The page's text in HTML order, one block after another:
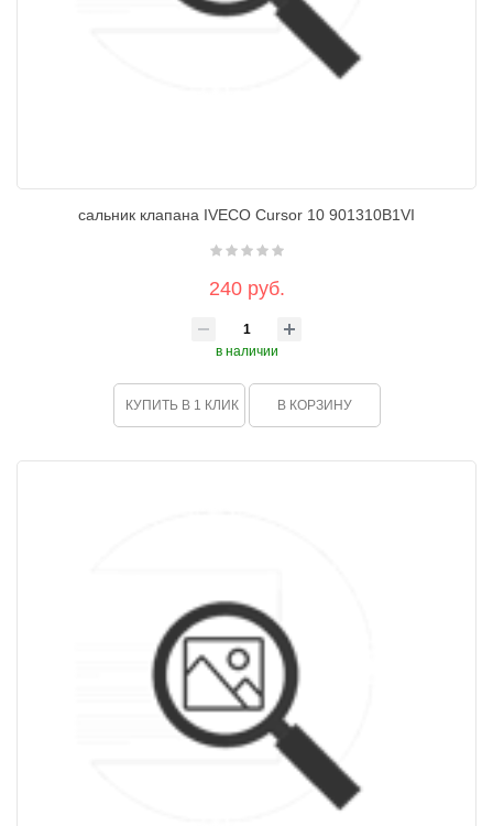
сальник клапана IVECO Cursor 10 901310B1VI
240 руб.
в наличии
КУПИТЬ В 1 КЛИК В КОРЗИНУ